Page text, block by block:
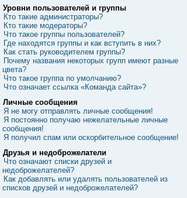
Уровни пользователей и группы
Кто такие администраторы?
Кто такие модераторы?
Что такое группы пользователей?
Где находятся группы и как вступить в них?
Как стать руководителем группы?
Почему названия некоторых групп имеют разные
цвета?
Что такое группа по умолчанию?
Что означает ссылка «Команда сайта»?
Личные сообщения
Я не могу отправлять личные сообщения!
Я постоянно получаю нежелательные личные
сообщения!
Я получил спам или оскорбительное сообщение!
Друзья и недоброжелатели
Что означают списки друзей и
недоброжелателей?
Как добавлять или удалять пользователей из
списков друзей и недоброжелателей?